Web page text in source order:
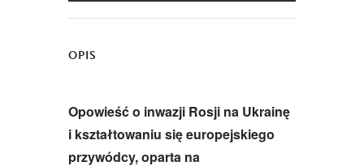
OPIS
Opowieść o inwazji Rosji na Ukrainę
i kształtowaniu się europejskiego
przywódcy, oparta na